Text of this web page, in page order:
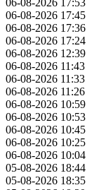
06-08-2026 17:53
06-08-2026 17:45
06-08-2026 17:36
06-08-2026 17:24
06-08-2026 12:39
06-08-2026 11:43
06-08-2026 11:33
06-08-2026 11:26
06-08-2026 10:59
06-08-2026 10:53
06-08-2026 10:45
06-08-2026 10:25
06-08-2026 10:04
05-08-2026 18:44
05-08-2026 18:35